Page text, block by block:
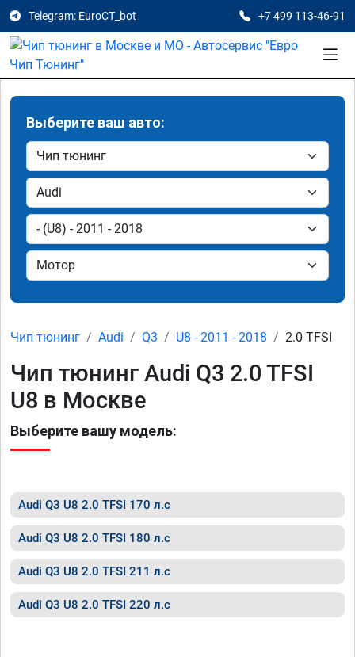
Telegram: EuroCT_bot +7 499 113-46-91
Выберите ваш авто:
Чип тюнинг Audi Q3 U8 - 2011 - 2018 2.0 TFSI
Чип тюнинг Audi Q3 2.0 TFSI
U8 в Москве
Выберите вашу модель:
Audi Q3 U8 2.0 TFSI 170 л.с
Audi Q3 U8 2.0 TFSI 180 л.с
Audi Q3 U8 2.0 TFSI 211 л.с
Audi Q3 U8 2.0 TFSI 220 л.с